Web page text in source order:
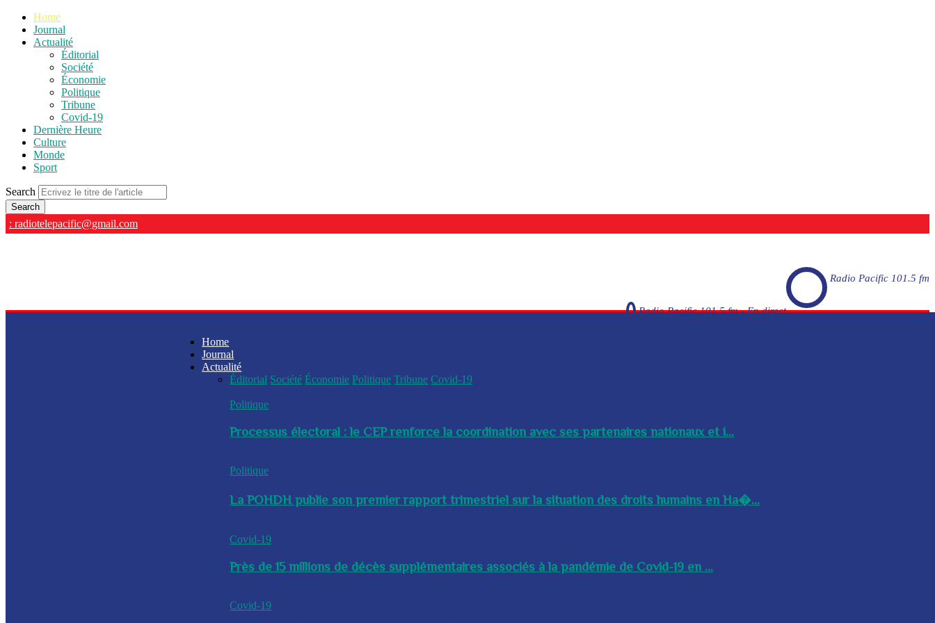
Home
Journal
Actualité
Éditorial
Société
Économie
Politique
Tribune
Covid-19
Dernière Heure
Culture
Monde
Sport
Search
: radiotelepacific@gmail.com
Radio Pacific 101.5 fm
Radio Pacific 101.5 fm - En direct
Home
Journal
Actualité
Éditorial Société Économie Politique Tribune Covid-19
Politique
Processus électoral : le CEP renforce la coordination avec ses partenaires nationaux et i...
Politique
La POHDH publie son premier rapport trimestriel sur la situation des droits humains en Ha�...
Covid-19
Près de 15 millions de décès supplémentaires associés à la pandémie de Covid-19 en ...
Covid-19